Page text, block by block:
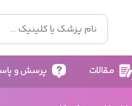
مقالات پرسش و